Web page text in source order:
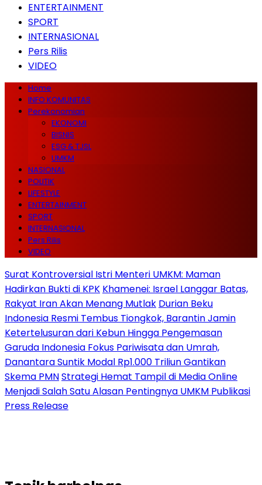
ENTERTAINMENT
SPORT
INTERNASIONAL
Pers Rilis
VIDEO
Home
INFO KOMUNITAS
Perekonomian
EKONOMI
BISNIS
ESG & TJSL
UMKM
NASIONAL
POLITIK
LIFESTYLE
ENTERTAINMENT
SPORT
INTERNASIONAL
Pers Rilis
VIDEO
Surat Kontroversial Istri Menteri UMKM: Maman
Hadirkan Bukti di KPK Khamenei: Israel Langgar Batas,
Rakyat Iran Akan Menang Mutlak Durian Beku
Indonesia Resmi Tembus Tiongkok, Barantin Jamin
Ketertelusuran dari Kebun Hingga Pengemasan
Garuda Indonesia Fokus Pariwisata dan Umrah,
Danantara Suntik Modal Rp1.000 Triliun Gantikan
Skema PMNStrategi Hemat Tampil di Media Online
Menjadi Salah Satu Alasan Pentingnya UMKM Publikasi
Press Release